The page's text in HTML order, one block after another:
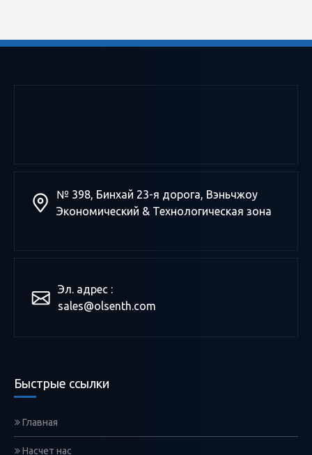
№ 398, Бинхай 23-я дорога, Вэньчжоу
Экономический & Технологическая зона
Эл. адрес :
sales@olsenth.com
Быстрые ссылки
Главная
Насчет нас